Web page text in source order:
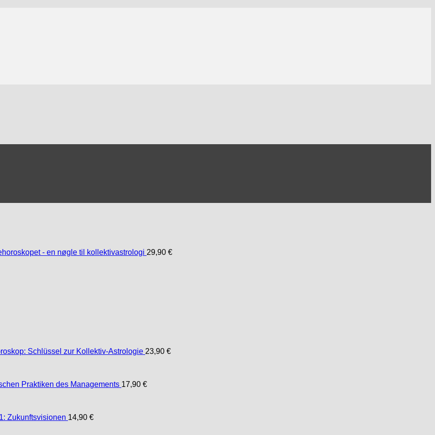
- en nøgle til kollektivastrologi 29,90 €
Schlüssel zur Kollektiv-Astrologie 23,90 €
Praktiken des Managements 17,90 €
Zukunftsvisionen 14,90 €